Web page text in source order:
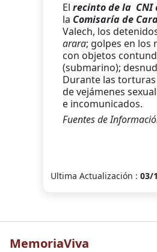
El recinto de la CNI
la Comisaría de
Valech, los
arara; golpes en los
con objetos
(submarino);
Durante las
de vejámenes
e incomunicados.
Fuentes de
Ultima Actualización : 03/
MemoriaViva